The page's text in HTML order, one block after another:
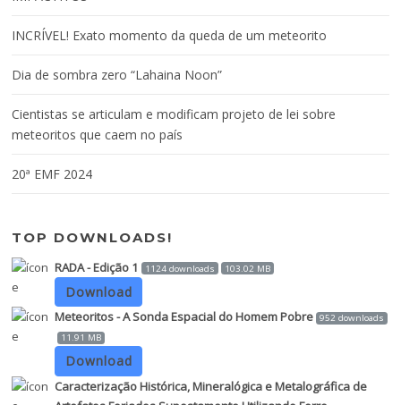
INCRÍVEL! Exato momento da queda de um meteorito
Dia de sombra zero “Lahaina Noon”
Cientistas se articulam e modificam projeto de lei sobre
meteoritos que caem no país
20ª EMF 2024
TOP DOWNLOADS!
RADA - Edição 1 1124 downloads 103.02 MB
Download
Meteoritos - A Sonda Espacial do Homem Pobre 952 downloads
11.91 MB
Download
Caracterização Histórica, Mineralógica e Metalográfica de